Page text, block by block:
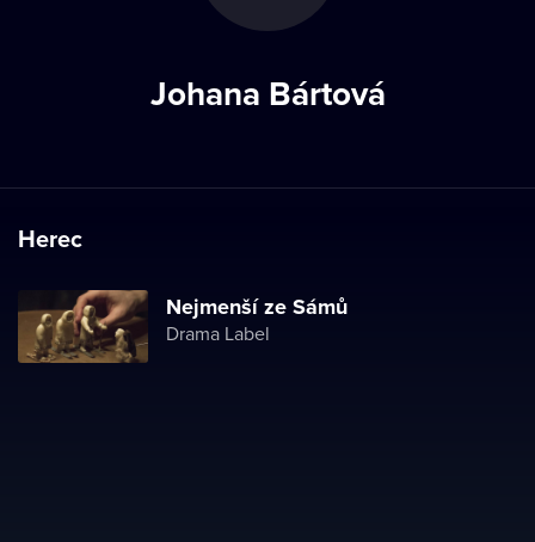
Johana Bártová
Herec
Nejmenší ze Sámů
Drama Label